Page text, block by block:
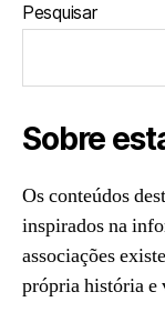
Pesquisar
Sobre
Os conteúdos
inspirados na
associações
própria história e